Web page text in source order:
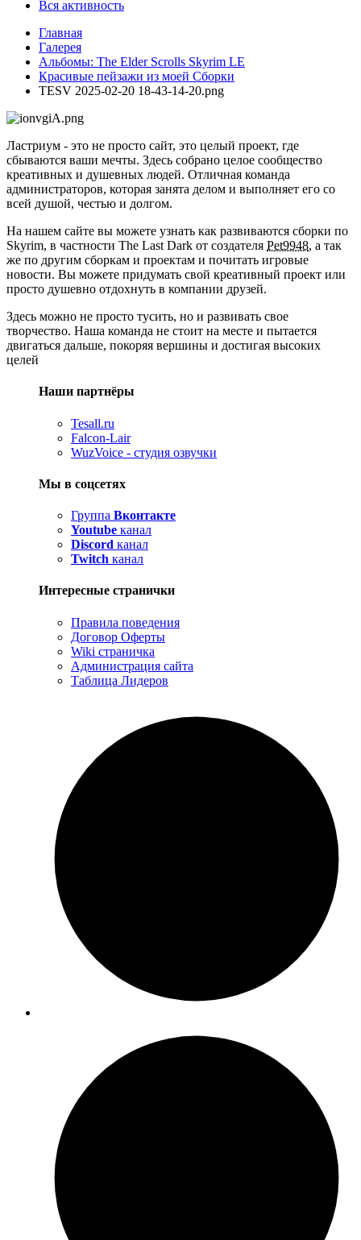
Вся активность
Главная
Галерея
Альбомы: The Elder Scrolls Skyrim LE
Красивые пейзажи из моей Сборки
TESV 2025-02-20 18-43-14-20.png
Ластриум - это не просто сайт, это целый проект, где
сбываются ваши мечты. Здесь собрано целое сообщество
креативных и душевных людей. Отличная команда
администраторов, которая занята делом и выполняет его со
всей душой, честью и долгом.
На нашем сайте вы можете узнать как развиваются сборки по
Skyrim, в частности The Last Dark от создателя Pet9948, а так
же по другим сборкам и проектам и почитать игровые
новости. Вы можете придумать свой креативный проект или
просто душевно отдохнуть в компании друзей.
Здесь можно не просто тусить, но и развивать свое
творчество. Наша команда не стоит на месте и пытается
двигаться дальше, покоряя вершины и достигая высоких
целей
Наши партнёры
Tesall.ru
Falcon-Lair
WuzVoice - студия озвучки
Мы в соцсетях
Группа Вконтакте
Youtube канал
Discord канал
Twitch канал
Интересные странички
Правила поведения
Договор Оферты
Wiki страничка
Администрация сайта
Таблица Лидеров